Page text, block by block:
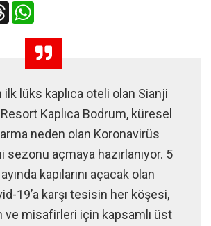
Threads
ilk lüks kaplıca oteli olan Sianji
Kaplıca Bodrum, küresel
neden olan Koronavirüs
sezonu açmaya hazırlanıyor. 5
kapılarını açacak olan
19’a karşı tesisin her köşesi,
ve misafirleri için kapsamlı üst